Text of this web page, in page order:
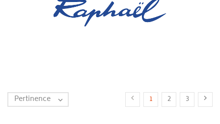
Pertinence   1 2 3 